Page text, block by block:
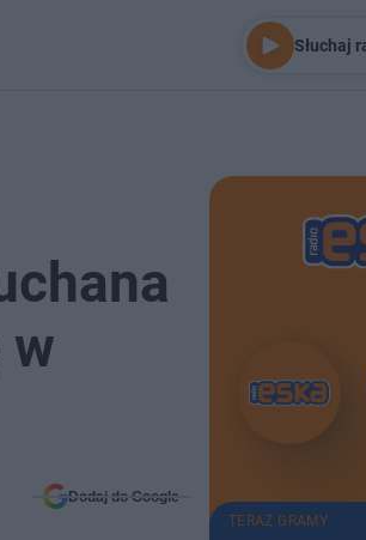
Słuchaj
w
Dodaj do Google
TERAZ GRAMY